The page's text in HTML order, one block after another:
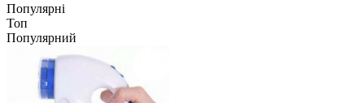
Популярні
Топ
Популярний